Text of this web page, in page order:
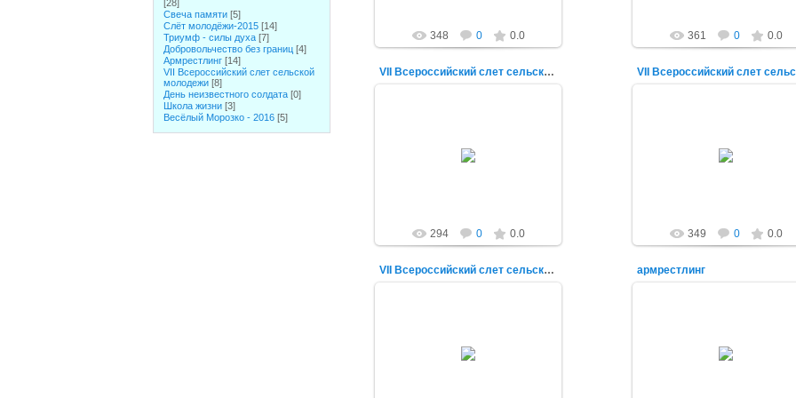
[28]
Свеча памяти [5]
Слёт молодёжи-2015 [14]
Триумф - силы духа [7]
Добровольчество без границ [4]
Армрестлинг [14]
VII Всероссийский слет сельской
молодежи [8]
День неизвестного солдата [0]
Школа жизни [3]
Весёлый Морозко - 2016 [5]
348 0 0.0 361 0 0.0
VII Всероссийский слет сельской молодежи
294 0 0.0 349 0 0.0
VII Всероссийский слет сельской молодежи армрестлинг